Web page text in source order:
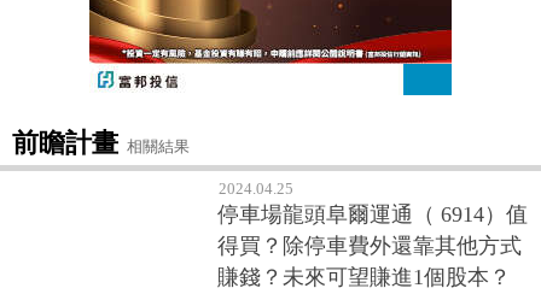
前瞻計畫 相關結果
2024.04.25
停車場龍頭阜爾運通（ 6914）值
得買？除停車費外還靠其他方式
賺錢？未來可望賺進1個股本？